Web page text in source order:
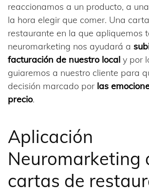
reaccionamos a un producto, a
la hora elegir que comer. Una
restaurante en la que apliquemos
neuromarketing nos ayudará a
facturación de nuestro local y por
guiaremos a nuestro cliente para
decisión marcado por las
precio.
Aplicación
Neuromarketing
cartas de